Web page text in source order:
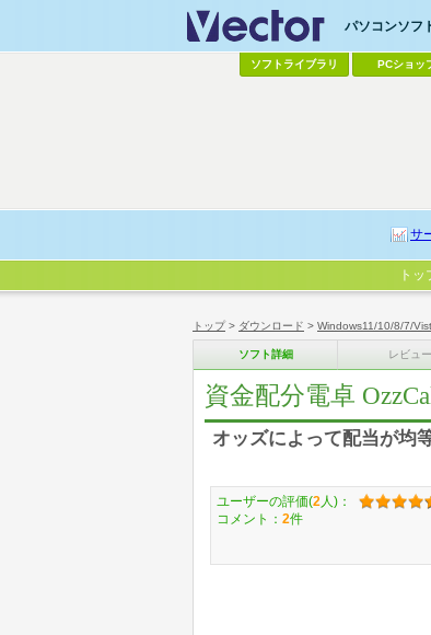
トップ> ダウンロード > Windows11/10/8/7/
ソフト詳細 レビュー
資金配分電卓
オッズによって配当が均
ユーザーの評価(2 人)：
コメント： 2件
パソコンソフ
ソフトライブラリ PCショッ
サ
トッ